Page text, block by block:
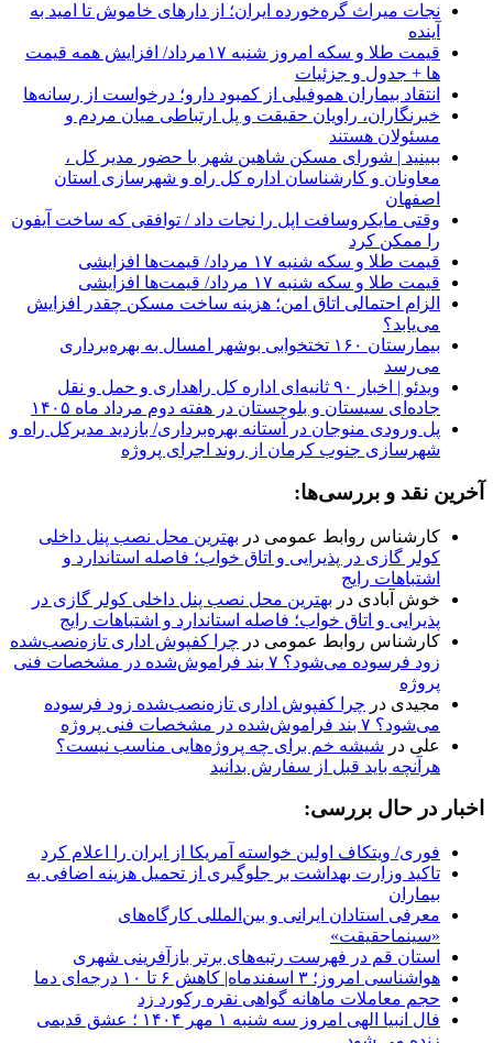
نجات میراث گره‌خورده ایران؛ از دارهای خاموش تا امید به
آینده
قیمت طلا و سکه امروز شنبه ۱۷مرداد/ افزایش همه قیمت
ها + جدول و جزئیات
انتقاد بیماران هموفیلی از کمبود دارو؛ درخواست از رسانه‌ها
خبرنگاران، راویان حقیقت و پل ارتباطی میان مردم و
مسئولان هستند
ببینید | شورای مسکن شاهین شهر با حضور مدیر کل ،
معاونان و کارشناسان اداره کل راه و شهرسازی استان
اصفهان
وقتی مایکروسافت اپل را نجات داد / توافقی که ساخت آیفون
را ممکن کرد
قیمت طلا و سکه شنبه ۱۷ مرداد/ قیمت‌ها افزایشی
قیمت طلا و سکه شنبه ۱۷ مرداد/ قیمت‌ها افزایشی
الزام احتمالی اتاق امن؛ هزینه ساخت مسکن چقدر افزایش
می‌یابد؟
بیمارستان ۱۶۰ تختخوابی بوشهر امسال به بهره‌برداری
می‌رسد
ویدئو | اخبار ۹۰ ثانیه‌ای اداره کل راهداری و حمل و نقل
جاده‌ای سیستان و بلوچستان در هفته دوم مرداد ماه ۱۴۰۵
پل ورودی منوجان در آستانه بهره‌برداری/ بازدید مدیرکل راه و
شهرسازی جنوب کرمان از روند اجرای پروژه
آخرین نقد و بررسی‌ها:
کارشناس روابط عمومی در بهترین محل نصب پنل داخلی
کولر گازی در پذیرایی و اتاق خواب؛ فاصله استاندارد و
اشتباهات رایج
خوش آبادی در بهترین محل نصب پنل داخلی کولر گازی در
پذیرایی و اتاق خواب؛ فاصله استاندارد و اشتباهات رایج
کارشناس روابط عمومی در چرا کفپوش اداری تازه‌نصب‌شده
زود فرسوده می‌شود؟ ۷ بند فراموش‌شده در مشخصات فنی
پروژه
مجیدی در چرا کفپوش اداری تازه‌نصب‌شده زود فرسوده
می‌شود؟ ۷ بند فراموش‌شده در مشخصات فنی پروژه
علی در شیشه خم برای چه پروژه‌هایی مناسب نیست؟
هرآنچه باید قبل از سفارش بدانید
اخبار در حال بررسی:
فوری/ ویتکاف اولین خواسته آمریکا از ایران را اعلام کرد
تاکید وزارت بهداشت بر جلوگیری از تحمیل هزینه اضافی به
بیماران
معرفی استادان ایرانی و بین‌المللی کارگاه‌های
«سینماحقیقت»
استان قم در فهرست رتبه‌های برتر بازآفرینی شهری
هواشناسی امروز؛ ۳ اسفندماه| کاهش ۶ تا ۱۰ درجه‌ای دما
حجم معاملات ماهانه گواهی نقره رکورد زد
فال انبیا الهی امروز سه شنبه ۱ مهر ۱۴۰۴ ؛ عشق قدیمی